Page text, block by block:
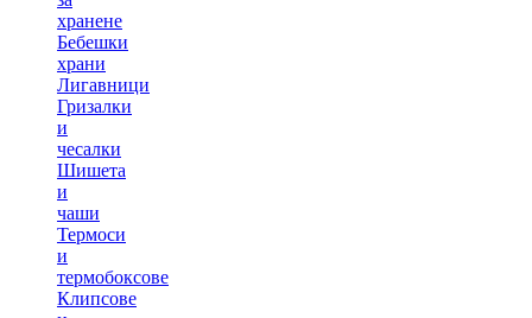
хранене
Бебешки
храни
Лигавници
Гризалки
и
чесалки
Шишета
и
чаши
Термоси
и
термобоксове
Клипсове